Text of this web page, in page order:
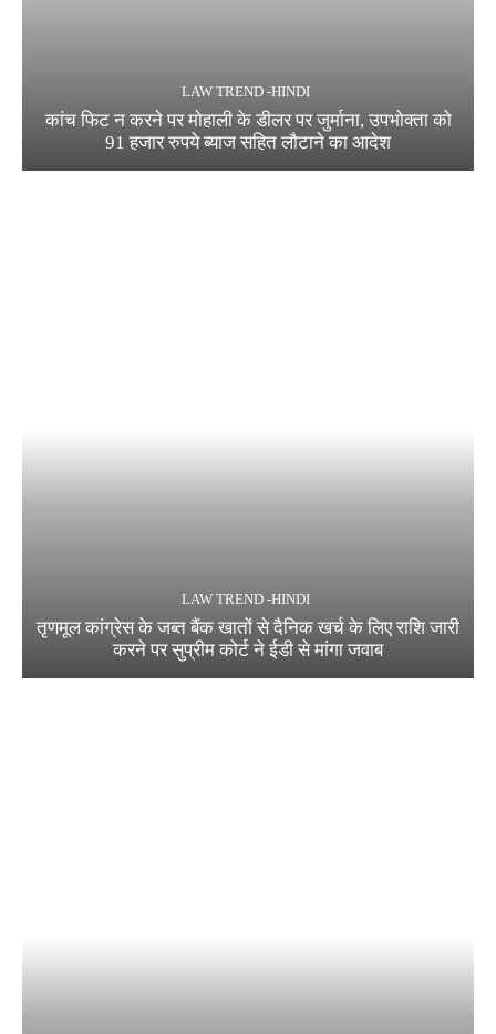
LAW TREND -HINDI
कांच फिट न करने पर मोहाली के डीलर पर जुर्माना, उपभोक्ता को
91 हजार रुपये ब्याज सहित लौटाने का आदेश
LAW TREND -HINDI
तृणमूल कांग्रेस के जब्त बैंक खातों से दैनिक खर्च के लिए राशि जारी
करने पर सुप्रीम कोर्ट ने ईडी से मांगा जवाब